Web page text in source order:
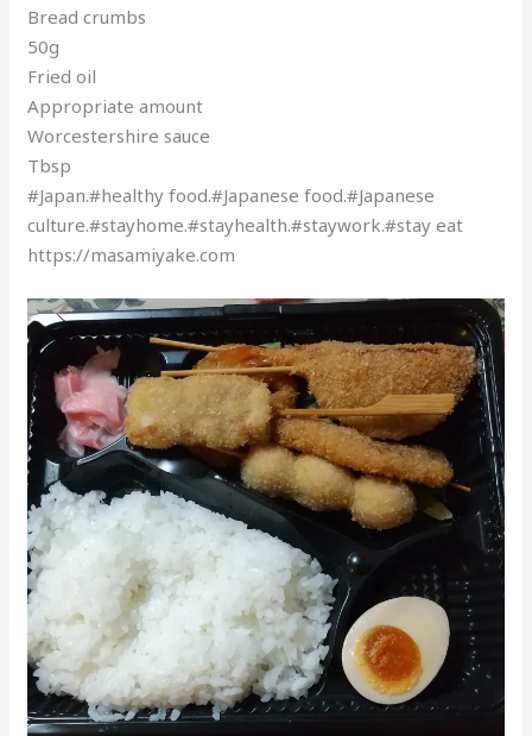
Bread crumbs
50g
Fried oil
Appropriate amount
Worcestershire sauce
Tbsp
#Japan.#healthy food.#Japanese food.#Japanese
culture.#stayhome.#stayhealth.#staywork.#stay eat
https://masamiyake.com